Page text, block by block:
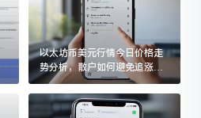
以太坊币美元行情今日价格走
势分析，散户如何避免追涨杀
跌被套牢